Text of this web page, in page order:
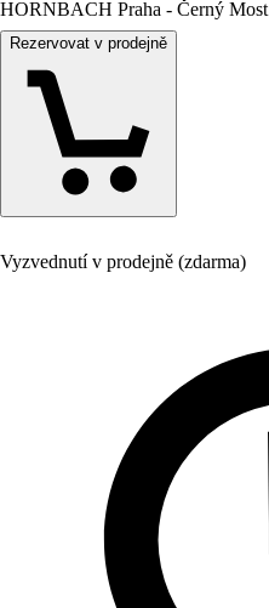
HORNBACH Praha - Černý Most
Rezervovat v prodejně
Vyzvednutí v prodejně (zdarma)